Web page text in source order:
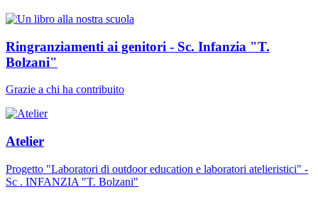
Ringranziamenti ai genitori - Sc. Infanzia "T.
Bolzani"
Grazie a chi ha contribuito
Atelier
Progetto "Laboratori di outdoor education e laboratori atelieristici" -
Sc . INFANZIA "T. Bolzani"